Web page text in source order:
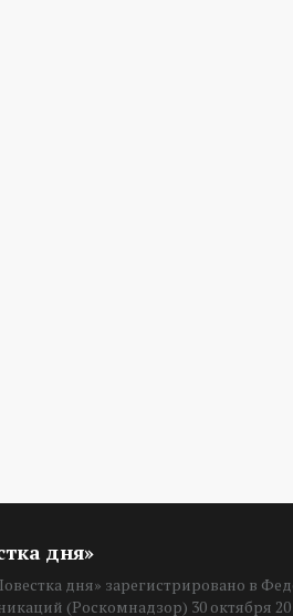
дня»
дня» зарегистрировано в
(Роскомнадзор) 30 октября